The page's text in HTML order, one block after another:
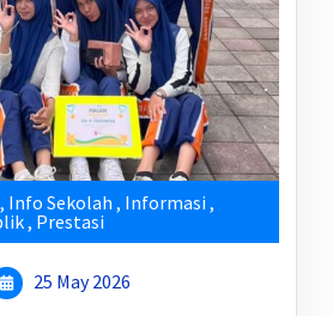
, Info Sekolah , Informasi,
, Prestasi
25 May 2026